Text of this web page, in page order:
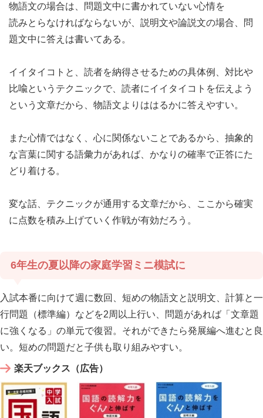
物語文の場合は、問題文中に書かれていない心情を
読みとらなければならないが、説明文や論説文の場合、問
題文中に答えは書いてある。
イイタイコトと、読者を納得させるための具体例、対比や
比喩というテクニックで、読者にイイタイコトを伝えよう
という文章だから、物語文よりははるかに答えやすい。
また心情ではなく、心に関係ないことであるから、抽象的
な言葉に関する語彙力があれば、かなりの確率で正答にた
どり着ける。
変な話、テクニックが通用する文章だから、ここから確実
に点数を積み上げていく作戦が有効だろう。
6年生の夏以降の家庭学習ミニ模試に
入試本番に向けて週に数回、短めの物語文と説明文、計算と一
行問題（標準編）などを2周以上行い、問題があれば「文章題
に強くなる」の単元で復習。それができたら発展編へ進むと良
い。短めの問題だと子供も取り組みやすい。
楽天ブックス（広告）